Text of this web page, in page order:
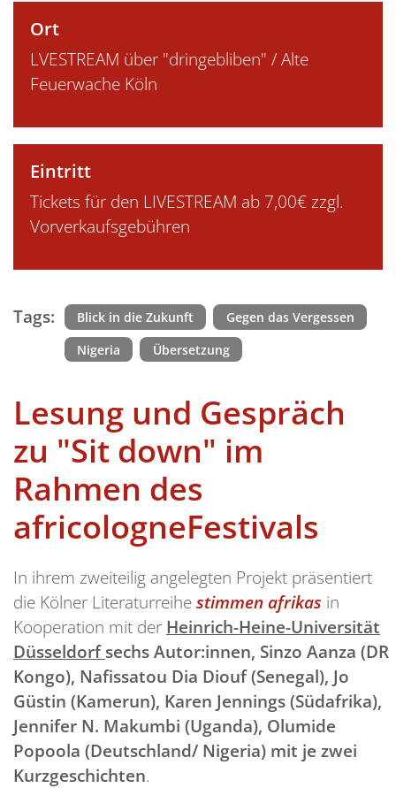
Ort
LVESTREAM über "dringebliben" / Alte
Feuerwache Köln
Eintritt
Tickets für den LIVESTREAM ab 7,00€ zzgl.
Vorverkaufsgebühren
Tags: Blick in die Zukunft
Gegen das Vergessen
Nigeria
Übersetzung
Lesung und Gespräch
zu "Sit down" im
Rahmen des
africologneFestivals
In ihrem zweiteilig angelegten Projekt präsentiert
die Kölner Literaturreihestimmen afrikas in
Kooperation mit der Heinrich-Heine-Universität
Düsseldorfsechs Autor:innen, Sinzo Aanza (DR
Kongo), Nafissatou Dia Diouf (Senegal), Jo
Güstin (Kamerun), Karen Jennings (Südafrika),
Jennifer N. Makumbi (Uganda), Olumide
Popoola (Deutschland/ Nigeria) mit je zwei
Kurzgeschichten.